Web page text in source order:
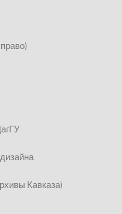
Кавказа)